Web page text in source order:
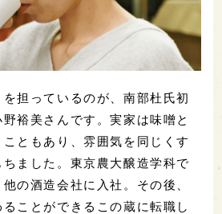
担っているのが、南部杜氏初
裕美さんです。実家は味噌と
ともあり、雰囲気を同じくす
ました。東京農大醸造学科で
の酒造会社に入社。その後、
ことができるこの蔵に転職し